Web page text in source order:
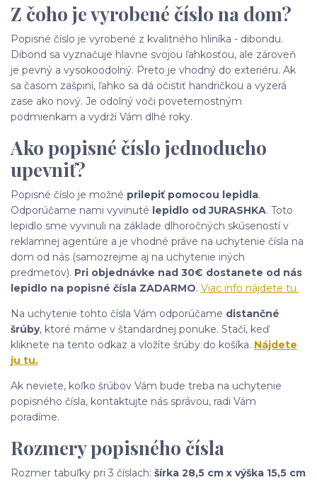
Z čoho je vyrobené číslo na dom?
Popisné číslo je vyrobené z kvalitného hliníka - dibondu.
Dibond sa vyznačuje hlavne svojou ľahkosťou, ale zároveň
je pevný a vysokoodolný. Preto je vhodný do exteriéru. Ak
sa časom zašpiní, ľahko sa dá očistiť handričkou a vyzerá
zase ako nový. Je odolný voči poveternostným
podmienkam a vydrží Vám dlhé roky.
Ako popisné číslo jednoducho
upevniť?
Popisné číslo je možné prilepiť pomocou lepidla.
Odporúčame nami vyvinuté lepidlo od JURASHKA. Toto
lepidlo sme vyvinuli na základe dlhoročných skúseností v
reklamnej agentúre a je vhodné práve na uchytenie čísla na
dom od nás (samozrejme aj na uchytenie iných
predmetov). Pri objednávke nad 30€ dostanete od nás
lepidlo na popisné čísla ZADARMO. Viac info nájdete tu.
Na uchytenie tohto čísla Vám odporúčame distančné
šrúby, ktoré máme v štandardnej ponuke. Stačí, keď
kliknete na tento odkaz a vložíte šrúby do košíka. Nájdete
ju tu.
Ak neviete, koľko šrúbov Vám bude treba na uchytenie
popisného čísla, kontaktujte nás správou, radi Vám
poradíme.
Rozmery popisného čísla
Rozmer tabuľky pri 3 číslach: šírka 28,5 cm x výška 15,5 cm